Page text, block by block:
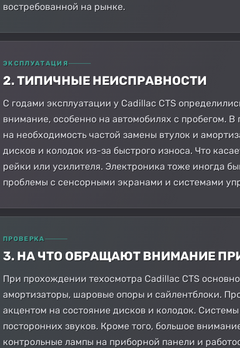
востребованной на рынке.
ЭКСПЛУАТАЦИЯ
2. ТИПИЧНЫЕ НЕИСПРАВНОСТИ
С годами эксплуатации у Cadillac CTS
внимание, особенно на автомобилях с пробегом.
на необходимость частой замены втулок и
дисков и колодок из-за быстрого износа. Что
рейки или усилителя. Электроника тоже иногда
проблемы с сенсорными экранами и системами
ПРОВЕРКА
3. НА ЧТО ОБРАЩАЮТ ВНИМАНИЕ
При прохождении техосмотра Cadillac CTS
амортизаторы, шаровые опоры и сайлентблоки.
акцентом на состояние дисков и колодок.
посторонних звуков. Кроме того, большое
контрольные лампы на приборной панели и